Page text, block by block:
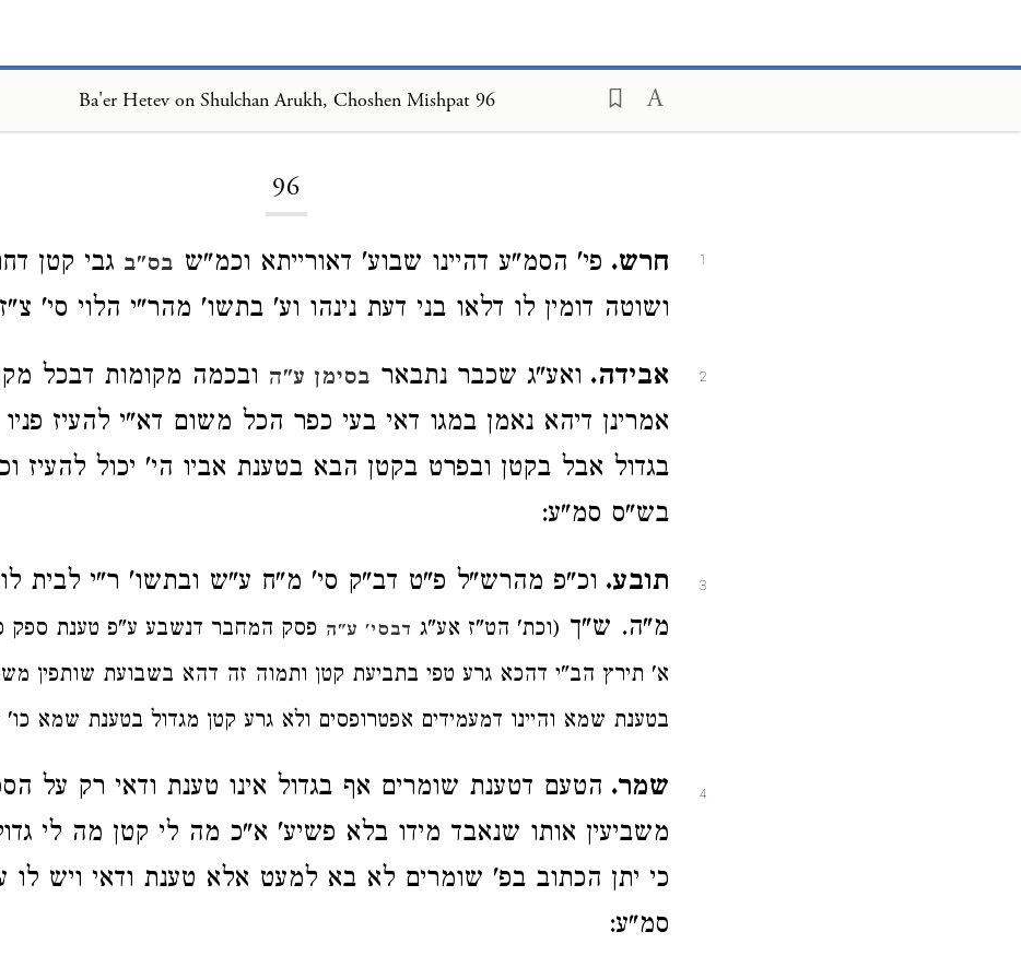
Ba'er Hetev on Shulchan Arukh, Choshen Mishpat 96
96
1 חרש. פי' הסמ"ע דהיינו שבוע' דאורייתא וכמ"ש בס"ב גבי קטן
ושוטה דומין לו דלאו בני דעת נינהו וע' בתשו' מהר"י הלוי סי'
2 אבידה. ואע"ג שכבר נתבאר בסימן ע"ה ובכמה מקומות דבכל
אמרינן דיהא נאמן במגו דאי בעי כפר הכל משום דא"י להעיז פניו
בגדול אבל בקטן ובפרט בקטן הבא בטענת אביו הי' יכול להעיז
בש"ס סמ"ע:
3 תובע. וכ"פ מהרש"ל פ"ט דב"ק סי' מ"ח ע"ש ובתשו' ר"י לבית
מ"ה. ש"ך (וכת' הט"ז אע"ג דבסי' ע"ה פסק המחבר דנשבע ע"פ טענת ספק
א' תירץ הב"י דהכא גרע טפי בתביעת קטן ותמוה זה דהא בשבועת שותפין
בטענת שמא והיינו דמעמידים אפטרופסים ולא גרע קטן מגדול בטענת שמא
4 שמר. הטעם דטענת שומרים אף בגדול אינו טענת ודאי רק על
משביעין אותו שנאבד מידו בלא פשיע' א"כ מה לי קטן מה לי
כי יתן הכתוב בפ' שומרים לא בא למעט אלא טענת ודאי ויש לו
סמ"ע: